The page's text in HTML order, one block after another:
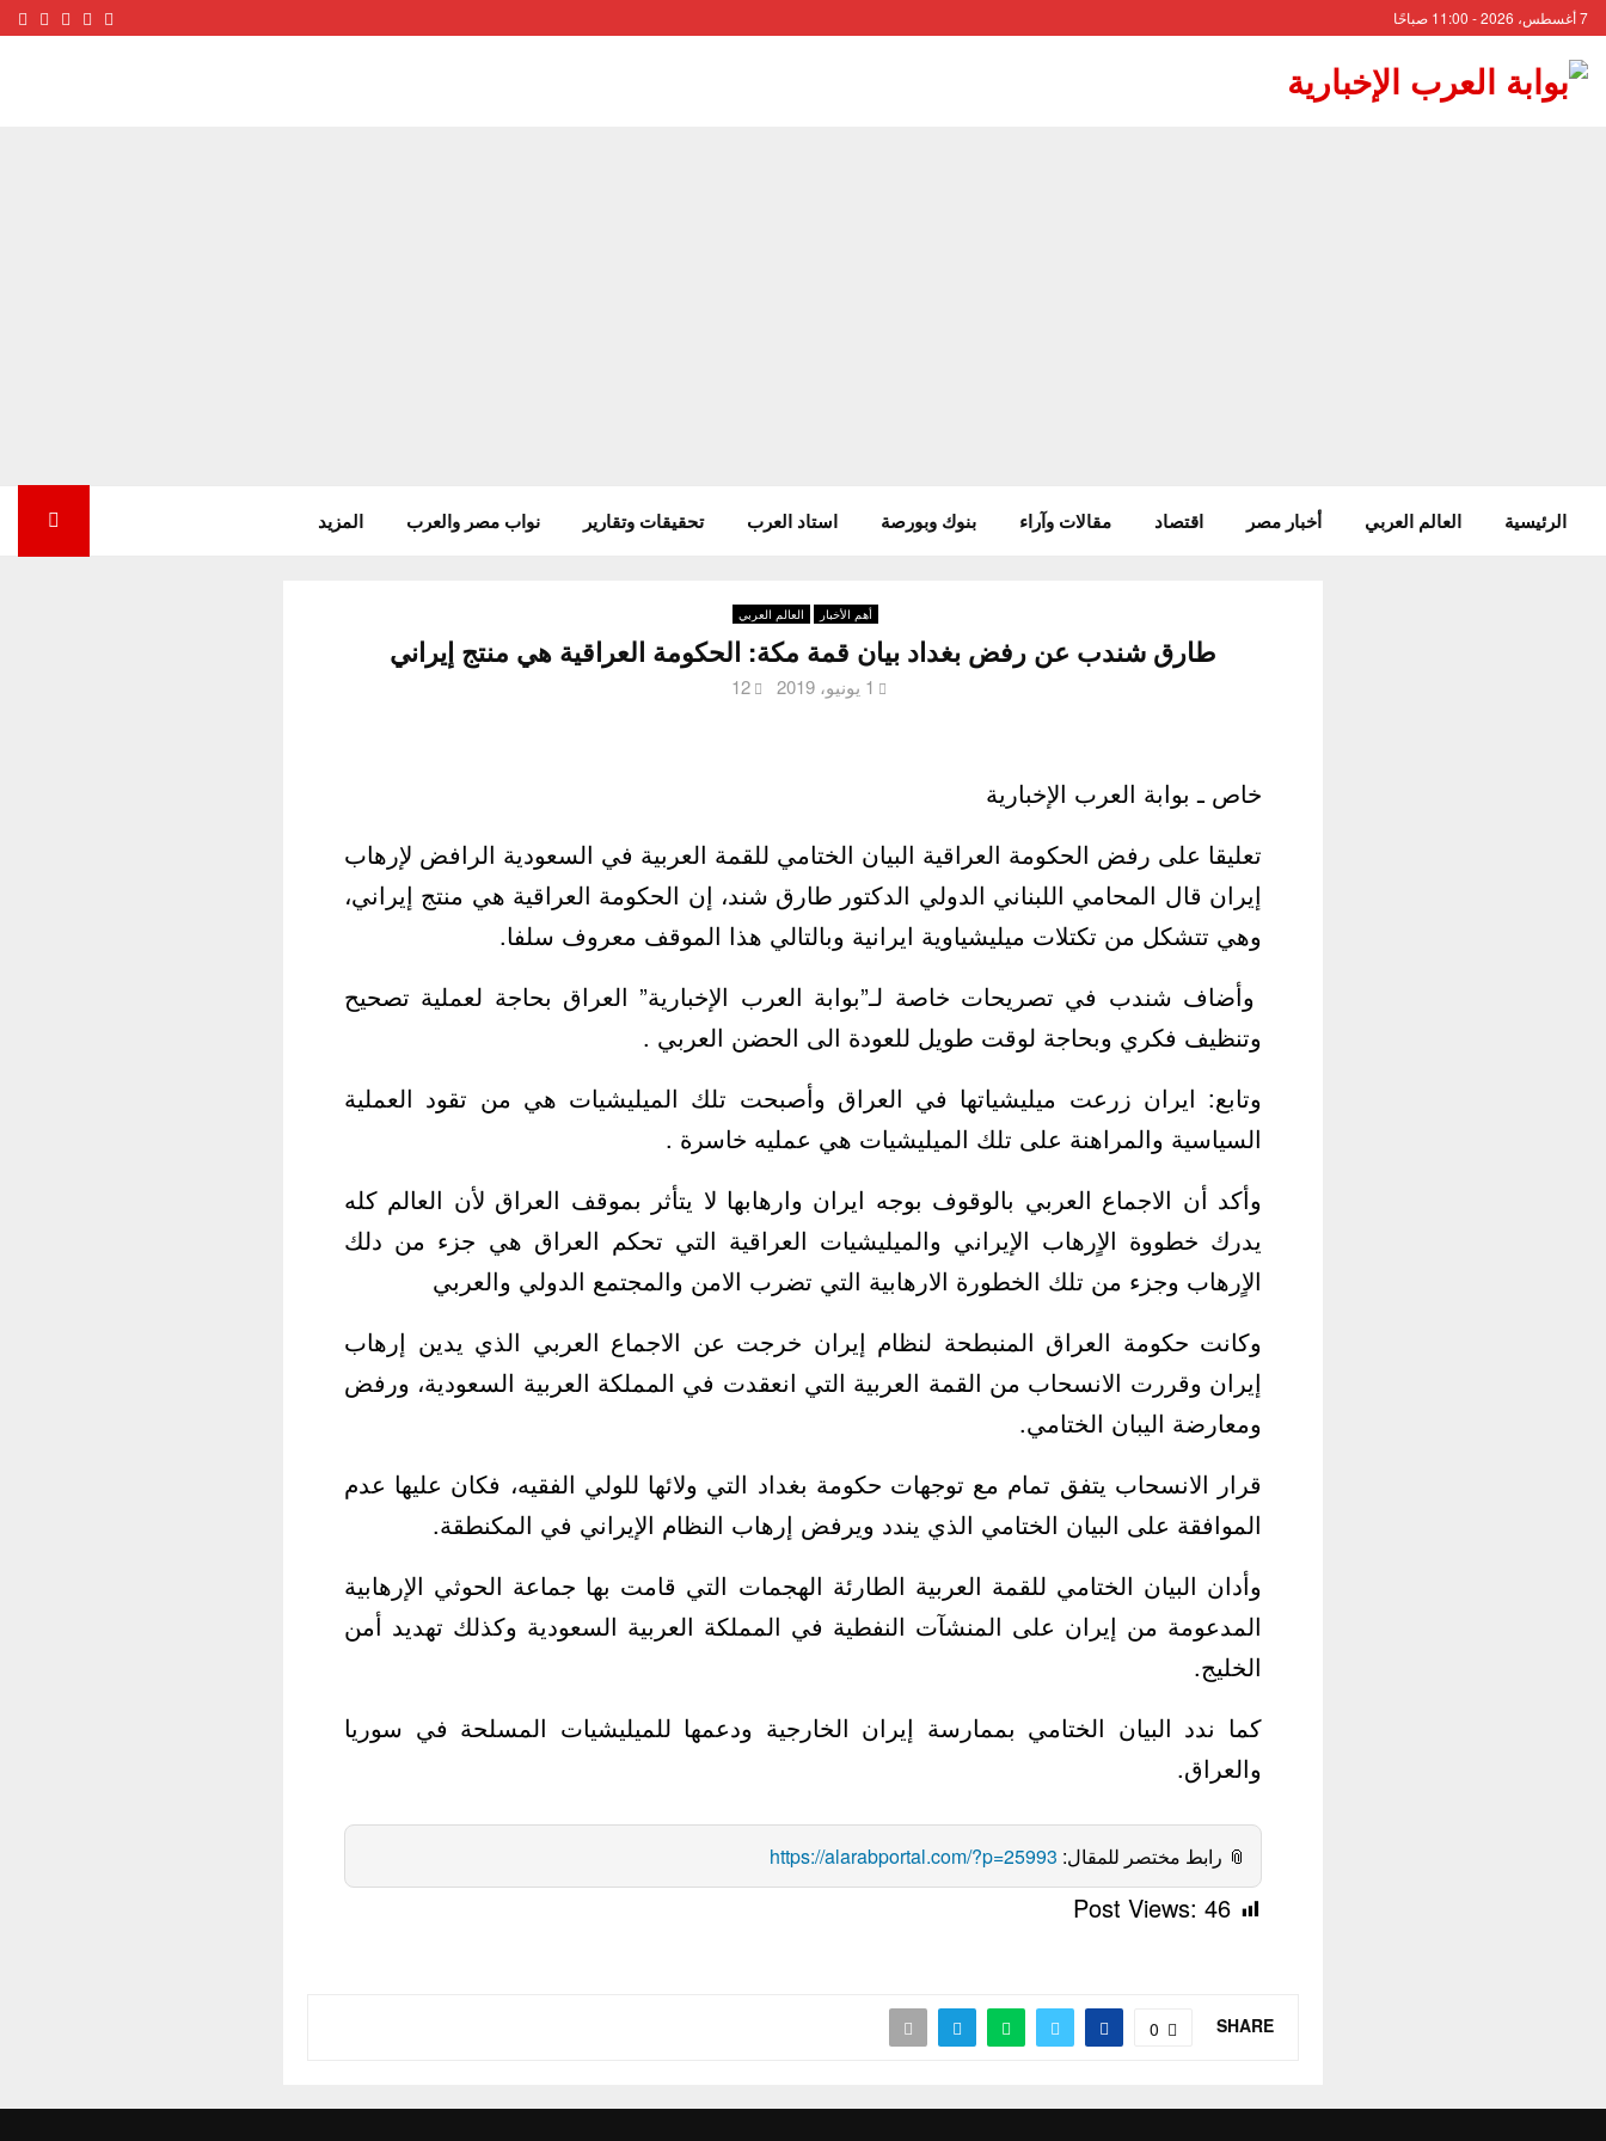
7 أغسطس، 2026 - 11:00 صباحًا Facebook
Twitter
الرئيسية العالم العربي أخبار مصر اقتصاد مقالات وآراء بنوك وبورصة استاد العرب تحقيقات وتقارير نواب مصر والعرب المزيد
أهم الأخبار العالم العربي
طارق شندب عن رفض بغداد بيان قمة مكة: الحكومة العراقية هي منتج إيراني
1 يونيو، 2019 12
خاص ـ بوابة العرب الإخبارية
تعليقا على رفض الحكومة العراقية البيان الختامي للقمة العربية في السعودية الرافض لإرهاب
إيران قال المحامي اللبناني الدولي الدكتور طارق شند، إن الحكومة العراقية هي منتج إيراني،
وهي تتشكل من تكتلات ميليشياوية ايرانية وبالتالي هذا الموقف معروف سلفا.
وأضاف شندب في تصريحات خاصة لـ”بوابة العرب الإخبارية” العراق بحاجة لعملية تصحيح
وتنظيف فكري وبحاجة لوقت طويل للعودة الى الحضن العربي .
وتابع: ايران زرعت ميليشياتها في العراق وأصبحت تلك الميليشيات هي من تقود العملية
السياسية والمراهنة على تلك الميليشيات هي عمليه خاسرة .
وأكد أن الاجماع العربي بالوقوف بوجه ايران وارهابها لا يتأثر بموقف العراق لأن العالم كله
يدرك خطووة الاٍرهاب الإيراني والميليشيات العراقية التي تحكم العراق هي جزء من دلك
الاٍرهاب وجزء من تلك الخطورة الارهابية التي تضرب الامن والمجتمع الدولي والعربي
وكانت حكومة العراق المنبطحة لنظام إيران خرجت عن الاجماع العربي الذي يدين إرهاب
إيران وقررت الانسحاب من القمة العربية التي انعقدت في المملكة العربية السعودية، ورفض
ومعارضة اليبان الختامي.
قرار الانسحاب يتفق تمام مع توجهات حكومة بغداد التي ولائها للولي الفقيه، فكان عليها عدم
الموافقة على البيان الختامي الذي يندد ويرفض إرهاب النظام الإيراني في المكنطقة.
وأدان البيان الختامي للقمة العربية الطارئة الهجمات التي قامت بها جماعة الحوثي الإرهابية
المدعومة من إيران على المنشآت النفطية في المملكة العربية السعودية وكذلك تهديد أمن
الخليج.
كما ندد البيان الختامي بممارسة إيران الخارجية ودعمها للميليشيات المسلحة في سوريا
والعراق.
📎 رابط مختصر للمقال: https://alarabportal.com/?p=25993
Post Views: 46
SHARE
0